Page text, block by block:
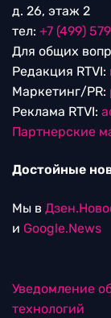
д. 26, этаж 2
тел: +7 (499)
Для общих
Редакция RTVI:
Маркетинг/PR:
Реклама RTVI:
Партнерские
Достойные
Мы в
и Google.News
Уведомление
технологий